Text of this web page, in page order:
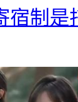
宿制是